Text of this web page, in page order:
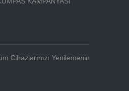
Cihazlarınızı Yenilemenin